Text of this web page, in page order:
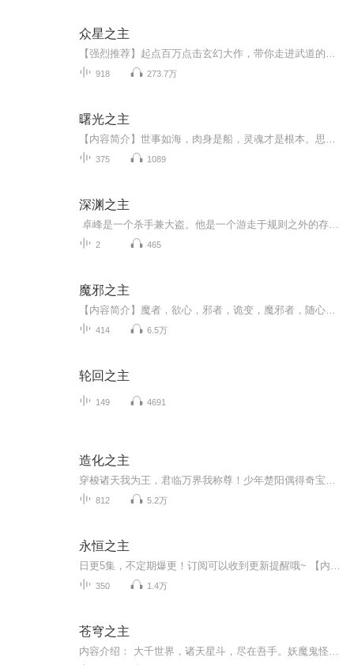
众星之主
918 273.7万
曙光之主
375 1089
深渊之主
2 465
魔邪之主
414 6.5万
轮回之主
149 4691
造化之主
812 5.2万
永恒之主
350 1.4万
苍穹之主